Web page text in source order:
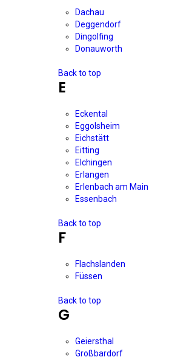
Dachau
Deggendorf
Dingolfing
Donauworth
Back to top
E
Eckental
Eggolsheim
Eichstätt
Eitting
Elchingen
Erlangen
Erlenbach am Main
Essenbach
Back to top
F
Flachslanden
Füssen
Back to top
G
Geiersthal
Großbardorf